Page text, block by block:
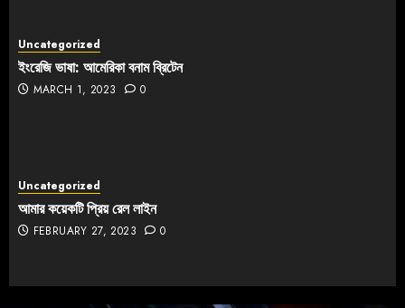
Uncategorized
ইংরেজি ভাষা: আমেরিকা বনাম ব্রিটেন
MARCH 1, 2023 0
Uncategorized
আমার কয়েকটি প্রিয় রেল লাইন
FEBRUARY 27, 2023 0